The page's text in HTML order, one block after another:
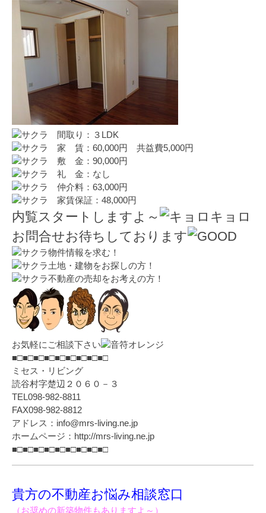
間取り：３LDK
家 賃：60,000円 共益費5,000円
敷 金：90,000円
礼 金：なし
仲介料：63,000円
家賃保証：48,000円
内覧スタートしますよ～
お問合せお待ちしております
物件情報を求む！
土地・建物をお探しの方！
不動産の売却をお考えの方！
お気軽にご相談下さい
■□■□■□■□■□■□■□■□■□
ミセス・リビング
読谷村字楚辺２０６０－３
TEL098-982-8811
FAX098-982-8812
アドレス：info@mrs-living.ne.jp
ホームページ：http://mrs-living.ne.jp
■□■□■□■□■□■□■□■□■□
貴方の不動産お悩み相談窓口
（お奨めの新築物件もありますよ～）